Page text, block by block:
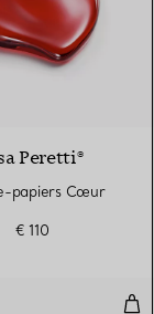
Peretti®
papiers Cœur
€ 110